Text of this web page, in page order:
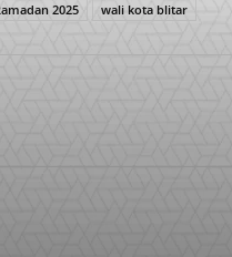
2025 wali kota blitar